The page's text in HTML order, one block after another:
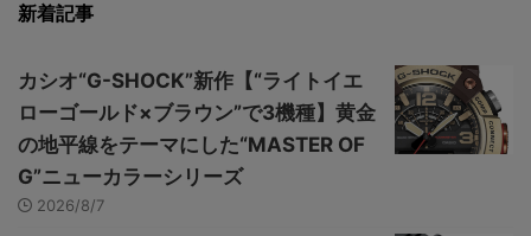
新着記事
カシオ“G-SHOCK”新作【“ライトイエ
ローゴールド×ブラウン”で3機種】黄金
の地平線をテーマにした“MASTER OF
G”ニューカラーシリーズ
2026/8/7